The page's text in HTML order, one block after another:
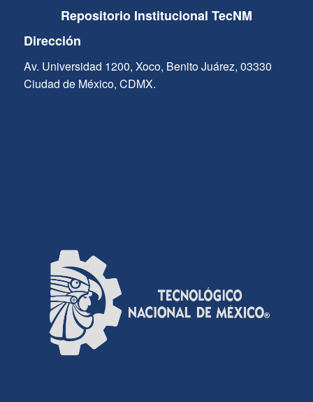
Repositorio Institucional TecNM
Dirección
Av. Universidad 1200, Xoco, Benito Juárez, 03330
Ciudad de México, CDMX.